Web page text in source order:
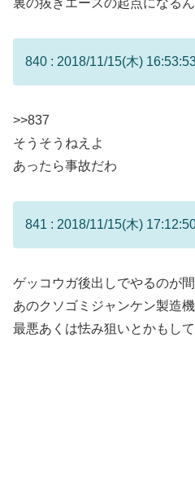
裏の抜きエースの起点になる
840 : 2018/11/15(木)
>>837
そうそうねえよ
あったら事故だわ
841 : 2018/11/15(木)
ゲッコウガ後出しでやるのが
あのクソゴミジャンケン製造
最悪あくは怯み狙いとかもし